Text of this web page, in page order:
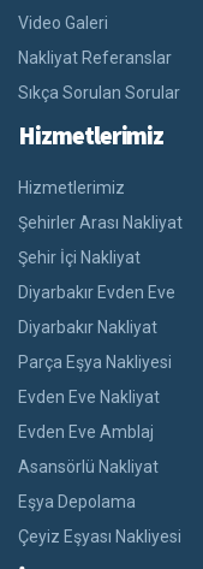
Video Galeri
Nakliyat Referanslar
Sıkça Sorulan Sorular
Hizmetlerimiz
Hizmetlerimiz
Şehirler Arası Nakliyat
Şehir İçi Nakliyat
Diyarbakır Evden Eve
Diyarbakır Nakliyat
Parça Eşya Nakliyesi
Evden Eve Nakliyat
Evden Eve Amblaj
Asansörlü Nakliyat
Eşya Depolama
Çeyiz Eşyası Nakliyesi